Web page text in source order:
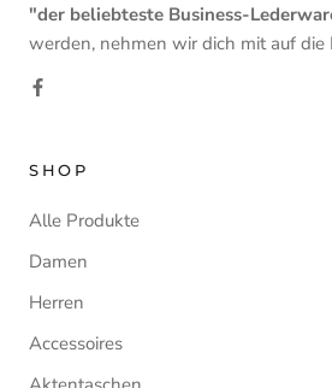
"der beliebteste Business-
werden, nehmen wir dich mit auf die
SHOP
Alle Produkte
Damen
Herren
Accessoires